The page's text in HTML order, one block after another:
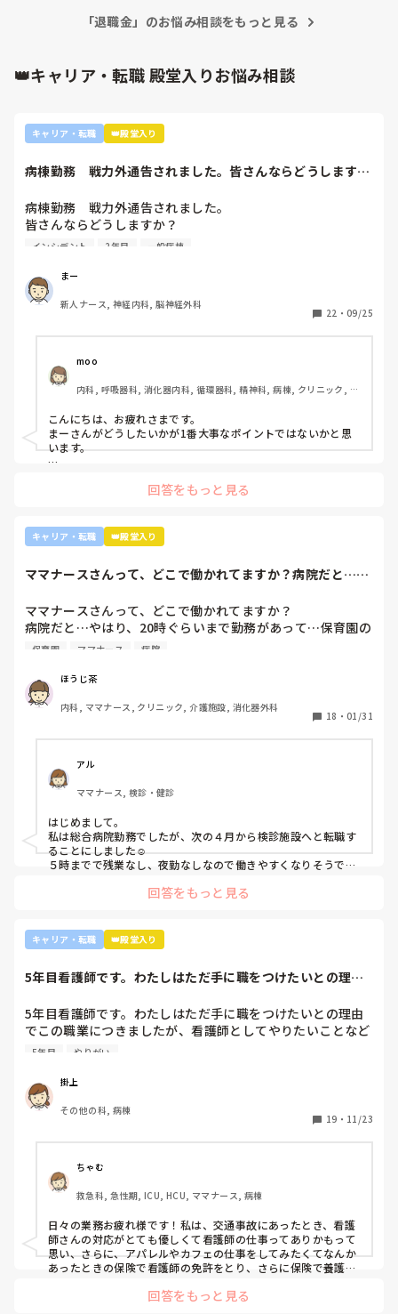
が、本当に精神的に参っている人は使っていいと思います。働
「退職金」のお悩み相談をもっと見る
👑キャリア・転職 殿堂入りお悩み相談
キャリア・転職 👑殿堂入り
病棟勤務　戦力外通告されました。皆さんならどうします
病棟勤務　戦力外通告されました。
皆さんならどうしますか？
2年目です。1年目はゆるい部署にいましたが、人間関係が原
からの人間関係は良好です。
ですが、異動してから薬剤に関するインシデントを4件ほど
起こし、優先順位や多重課題ができていないのでは？という
い』『一人を持って看護のつながりを持って』ということで
受け持ち1人になりました。
複数受け持ちに戻るよう、1ヶ月間1年目のように勉強したり
と業務に臨んできました。
そして最近師長さんに『君は病棟勤務よりも外来とか健診セ
ンターとかのほうがいいのでは？ウチの部署もスタッフが足
りないから育てる余裕が足りない。前向きに捉えて看護師は
いろんな働き方あるよ』と部署は決まってませんが、異動確
り、看護のつながりが無かったことは自分でも反省していま
すし、今後成長させていきたいなと思っています。
いないです。
るかな？』『自分ならそこまでされたら辞めるよ』とのこ
と。
師長さんの言ってることも確かに理解できますが
てないですし、病棟での臨床経験を積んで学んでいきたいと
気持ちがあります。
・転職する
インシデント 2年目 一般病棟
まー
新人ナース, 神経内科, 脳神経外科
22 ・ 09/25
moo
内科, 呼吸器科, 消化器内科, 循環器科, 精神科, 病棟, クリニック, リ
こんにちは、お疲れさまです。
まーさんがどうしたいかが1番大事なポイントではないかと思
います。
アややることが多くて忙しくても、人間関係は良好でも、どう
外来や検診センターは、また病棟とは全然違う業務になるの
で、病棟での臨床経験を積みたい気持ちがあるのであれば、ご
きな病院だとどうしても異動で行きたくない場所に行かされて
病院も規模やいろいろ取り組んでいることが違うので、探して
みるとおもしろいですよ。ただ、転職するなら3年は基礎をつ
けてもいいのかなと思います。中途採用は即戦力を期待されま
回答をもっと見る
キャリア・転職 👑殿堂入り
ママナースさんって、どこで働かれてますか？病院だと…や
ママナースさんって、どこで働かれてますか？
病院だと…やはり、20時ぐらいまで勤務があって…保育園の
お迎えが間に合わないことが多くて…
保育園 ママナース 病院
ほうじ茶
内科, ママナース, クリニック, 介護施設, 消化器外科
18 ・ 01/31
アル
ママナース, 検診・健診
はじめまして。
私は総合病院勤務でしたが、次の４月から検診施設へと転職す
ることにしました☺️
５時までで残業なし、夜勤なしなので働きやすくなりそうです
回答をもっと見る
キャリア・転職 👑殿堂入り
5年目看護師です。わたしはただ手に職をつけたいとの理由
5年目看護師です。わたしはただ手に職をつけたいとの理由
でこの職業につきましたが、看護師としてやりたいことなど
あまり考えたことがなく、ただ言われたことをやっているよ
続けてしまっています。
みなさんはどういったきっかけで看護師を目指したり、今の
科についていたりしますか？
笑
5年目 やりがい
掛上
その他の科, 病棟
19 ・ 11/23
ちゃむ
救急科, 急性期, ICU, HCU, ママナース, 病棟
日々の業務お疲れ様です！私は、交通事故にあったとき、看護
師さんの対応がとても優しくて看護師の仕事ってありかもって
思い、さらに、アパレルやカフェの仕事をしてみたくてなんか
あったときの保険で看護師の免許をとり、さらに保険で養護教
回答をもっと見る